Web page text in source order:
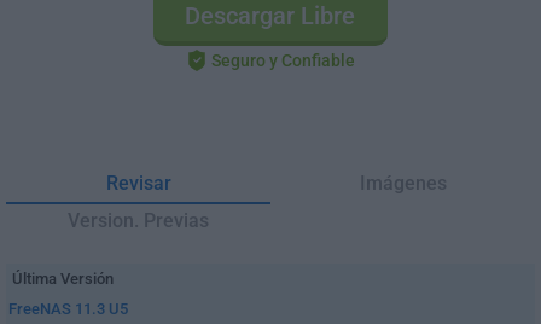
Descargar Libre
Seguro y Confiable
Revisar
Imágenes
Version. Previas
Última Versión
FreeNAS 11.3 U5